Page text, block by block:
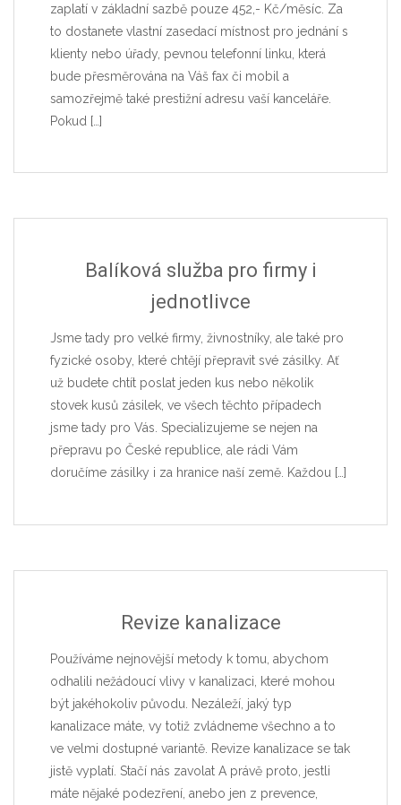
zaplatí v základní sazbě pouze 452,- Kč/měsíc. Za
to dostanete vlastní zasedací místnost pro jednání s
klienty nebo úřady, pevnou telefonní linku, která
bude přesměrována na Váš fax či mobil a
samozřejmě také prestižní adresu vaší kanceláře.
Pokud […]
Balíková služba pro firmy i
jednotlivce
Jsme tady pro velké firmy, živnostníky, ale také pro
fyzické osoby, které chtějí přepravit své zásilky. Ať
už budete chtít poslat jeden kus nebo několik
stovek kusů zásilek, ve všech těchto případech
jsme tady pro Vás. Specializujeme se nejen na
přepravu po České republice, ale rádi Vám
doručíme zásilky i za hranice naší země. Každou […]
Revize kanalizace
Používáme nejnovější metody k tomu, abychom
odhalili nežádoucí vlivy v kanalizaci, které mohou
být jakéhokoliv původu. Nezáleží, jaký typ
kanalizace máte, vy totiž zvládneme všechno a to
ve velmi dostupné variantě. Revize kanalizace se tak
jistě vyplatí. Stačí nás zavolat A právě proto, jestli
máte nějaké podezření, anebo jen z prevence,